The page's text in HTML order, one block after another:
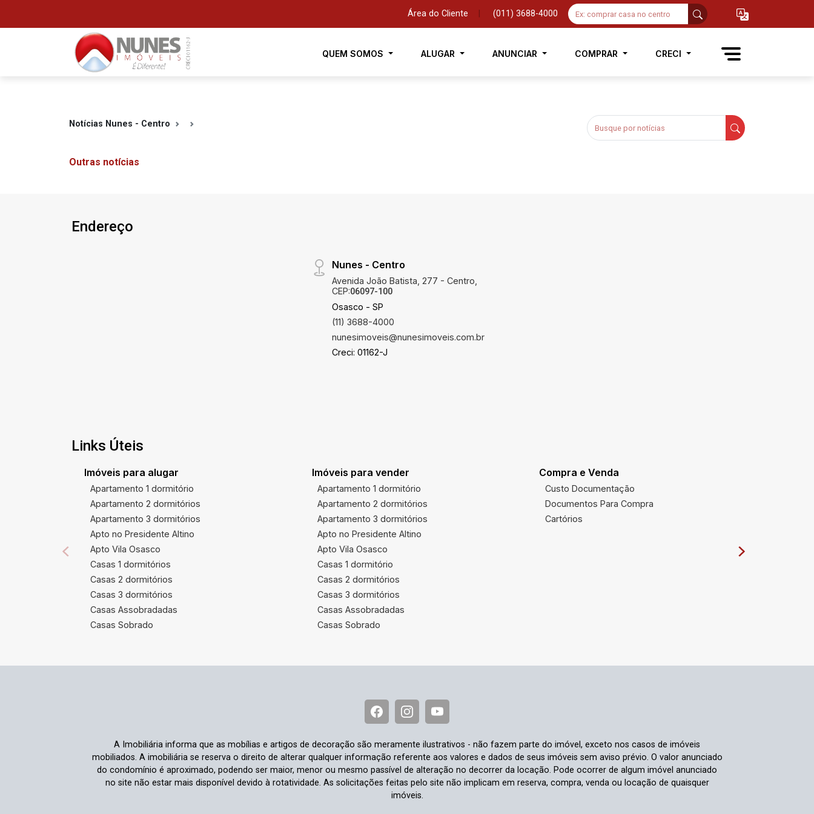
Área do Cliente (011) 3688-4000
QUEM SOMOS ALUGAR ANUNCIAR COMPRAR CRECI
Notícias Nunes - Centro
Outras notícias
Endereço
Nunes - Centro
Avenida João Batista, 277 - Centro,
CEP:06097-100
Osasco - SP
(11) 3688-4000
nunesimoveis@nunesimoveis.com.br
Creci: 01162-J
Links Úteis
Imóveis para alugar
Apartamento 1 dormitório
Apartamento 2 dormitórios
Apartamento 3 dormitórios
Apto no Presidente Altino
Apto Vila Osasco
Casas 1 dormitórios
Casas 2 dormitórios
Casas 3 dormitórios
Casas Assobradadas
Casas Sobrado
Imóveis para vender
Apartamento 1 dormitório
Apartamento 2 dormitórios
Apartamento 3 dormitórios
Apto no Presidente Altino
Apto Vila Osasco
Casas 1 dormitório
Casas 2 dormitórios
Casas 3 dormitórios
Casas Assobradadas
Casas Sobrado
Compra e Venda
Custo Documentação
Documentos Para Compra
Cartórios
A Imobiliária informa que as mobílias e artigos de decoração são meramente ilustrativos - não fazem parte do imóvel, exceto nos casos de imóveis
mobiliados. A imobiliária se reserva o direito de alterar qualquer informação referente aos valores e dados de seus imóveis sem aviso prévio. O valor anunciado
do condomínio é aproximado, podendo ser maior, menor ou mesmo passível de alteração no decorrer da locação. Pode ocorrer de algum imóvel anunciado
no site não estar mais disponível devido à rotatividade. As solicitações feitas pelo site não implicam em reserva, compra, venda ou locação de quaisquer
imóveis.